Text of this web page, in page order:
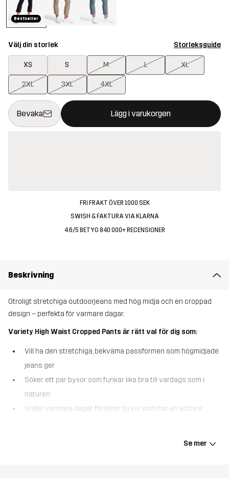
Bestseller
Välj din storlek Storleksguide
XS S M L XL
2XL 3XL 4XL
Bevaka Lägg i varukorgen
Denna knapp kommer att öppna en modal som bekräftar en ny
{{size}} inte tillgänglig
FRI FRAKT ÖVER 1000 SEK
SWISH & FAKTURA VIA KLARNA
4.6/5 BETYG 840 000+ RECENSIONER
Beskrivning
Otroligt stretchiga outdoorjeans med hög midja och en croppad
design – perfekta för varmare dagar.
Variety High Waist Cropped Pants är rätt val för dig som:
Vill ha den stretchiga, bekväma passformen som högmidjade
jeans ger
Söker ett par byxor som funkar lika bra till vardags som i
naturen
Under varmare dagar föredrar byxor som har en kortare
Variety High Waist Cropped Pants kombinerar en bekväm, hög
Se mer